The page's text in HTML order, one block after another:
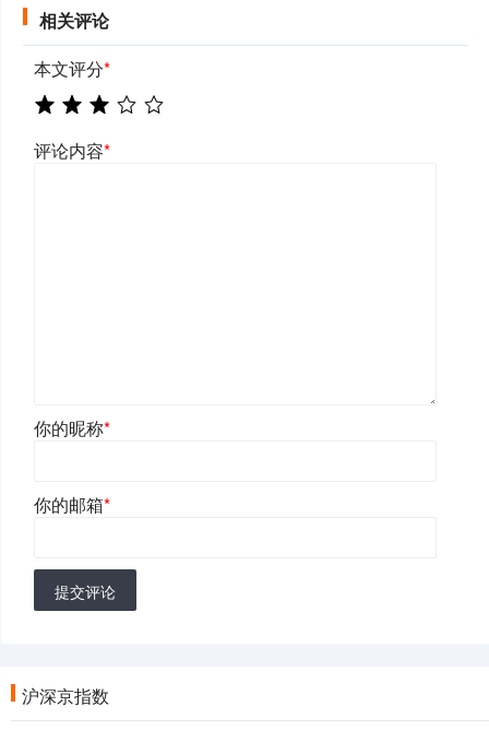
相关评论
本文评分*
评论内容*
你的昵称*
你的邮箱*
提交评论
沪深京指数